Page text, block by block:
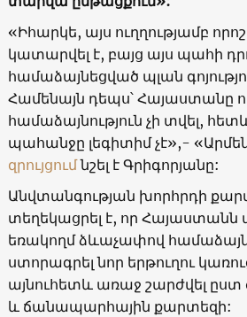
«Իհարկե, այս ուղղությամբ
կատարվել է, բայց այս պահի
համաձայնեցված պլան
Համենայն դեպս՝ Հայաստանը
համաձայնություն չի տվել,
պահանջը լեգիտիմ չէ»,-
զրույցումնշել է Գրիգորյանը:
Անվտանգության խորհրդի
տեղեկացրել է, որ Հայաստանն
եռակողմ ձևաչափով
ստորագրել նոր երթուղու
այնուհետև առաջ շարժվել
և ճանապարհային քարտեզի: